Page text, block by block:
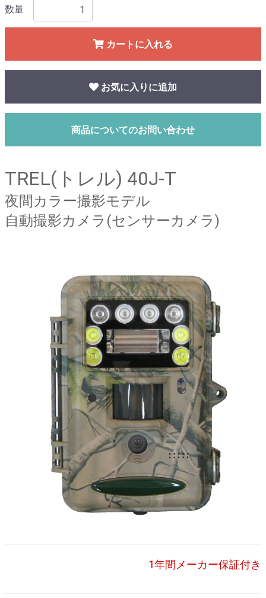
数量
カートに入れる
お気に入りに追加
商品についてのお問い合わせ
TREL(トレル) 40J-T
夜間カラー撮影モデル
自動撮影カメラ(センサーカメラ)
1年間メーカー保証付き